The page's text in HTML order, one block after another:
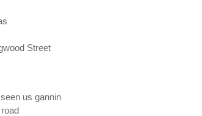
Street
us gannin